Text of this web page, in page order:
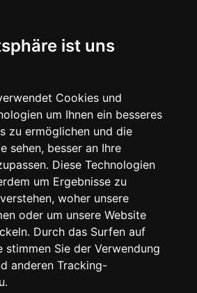
ist uns
Cookies und
um Ihnen ein besseres
zu ermöglichen und die
sehen, besser an Ihre
Diese Technologien
um Ergebnisse zu
woher unsere
oder um unsere Website
Durch das Surfen auf
stimmen Sie der Verwendung
anderen Tracking-